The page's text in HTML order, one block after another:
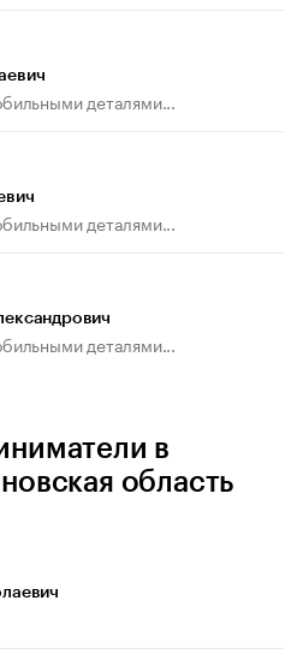
деталями...
деталями...
деталями...
в
область